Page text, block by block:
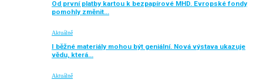
Od první platby kartou k bezpapírové MHD. Evropské fondy
pomohly změnit…
Aktuálně
I běžné materiály mohou být geniální. Nová výstava ukazuje
vědu, která…
Aktuálně